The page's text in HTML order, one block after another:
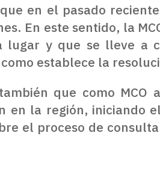
en el pasado
En este sentido, la
lugar y que se lleve a
establece la
que como
en la región, iniciando
el proceso de